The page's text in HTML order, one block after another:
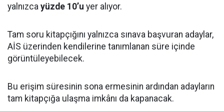
yalnızca yüzde 10’u yer alıyor.
Tam soru kitapçığını yalnızca sınava başvuran adaylar,
AİS üzerinden kendilerine tanımlanan süre içinde
görüntüleyebilecek.
Bu erişim süresinin sona ermesinin ardından adayların
tam kitapçığa ulaşma imkânı da kapanacak.